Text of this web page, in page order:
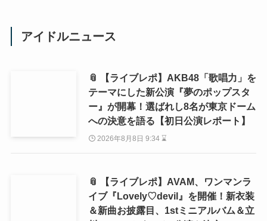
アイドルニュース
📎 【ライブレポ】AKB48「歌唱力」を
テーマにした新公演『夢のポップスタ
ー』が開幕！選ばれし8名が東京ドーム
への決意を語る【初日公演レポート】
2026年8月8日 9:34 ⌛
📎 【ライブレポ】AVAM、ワンマンラ
イブ『Lovely♡devil』を開催！新衣装
＆新曲お披露目、1stミニアルバム＆立